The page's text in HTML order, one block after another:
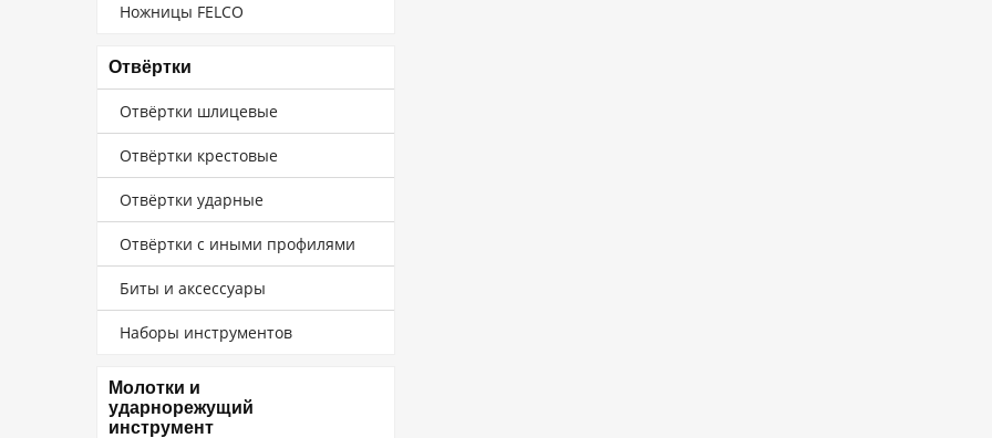
Ножницы FELCO
Отвёртки
Отвёртки шлицевые
Отвёртки крестовые
Отвёртки ударные
Отвёртки с иными профилями
Биты и аксессуары
Наборы инструментов
Молотки и
ударнорежущий
инструмент